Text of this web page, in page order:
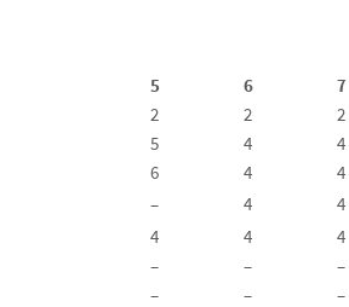
5 6 7
2 2 2
5 4 4
6 4 4
– 4 4
4 4 4
– – –
– – –